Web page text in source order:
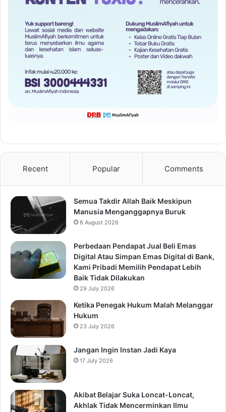
Recent Popular Comments
Semua Takdir Allah Baik Meskipun
Manusia Menganggapnya Buruk
6 August 2026
Perbedaan Pendapat Jual Beli Emas
Digital Atau Simpan Emas Digital di Bank,
Kami Pribadi Memilih Pendapat Lebih
Baik Tidak Dilakukan
29 July 2026
Ketika Penegak Hukum Malah Melanggar
Hukum
23 July 2026
Jangan Ingin Instan Jadi Kaya
17 July 2026
Akibat Belajar Suka Loncat-Loncat,
Akhlak Tidak Mencerminkan Ilmu